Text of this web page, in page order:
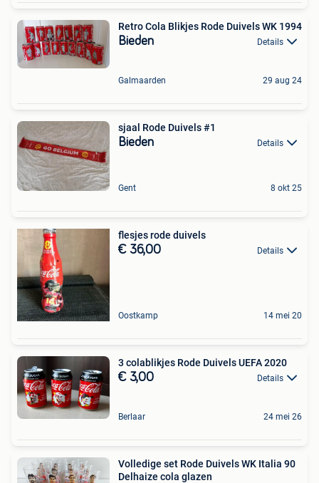
Retro Cola Blikjes Rode Duivels WK 1994
Bieden Details
Galmaarden 29 aug 24
sjaal Rode Duivels #1
Bieden Details
Gent 8 okt 25
flesjes rode duivels
€ 36,00 Details
Oostkamp 14 mei 20
3 colablikjes Rode Duivels UEFA 2020
€ 3,00 Details
Berlaar 24 mei 26
Volledige set Rode Duivels WK Italia 90
Delhaize cola glazen